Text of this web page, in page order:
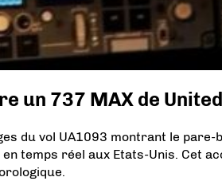
un 737 MAX de
du vol UA1093 montrant le pare-
temps réel aux Etats-Unis. Cet